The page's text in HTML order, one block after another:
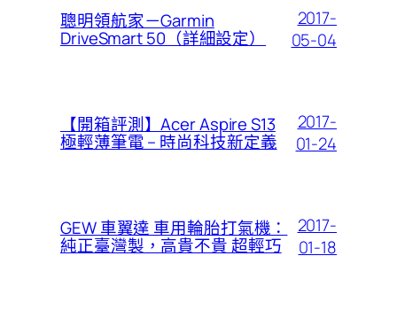
聰明領航家－Garmin
DriveSmart 50（詳細設定）
2017-
05-04
【開箱評測】Acer Aspire S13
極輕薄筆電 – 時尚科技新定義
2017-
01-24
GEW 車翼達 車用輪胎打氣機：
純正臺灣製，高貴不貴 超輕巧
2017-
01-18